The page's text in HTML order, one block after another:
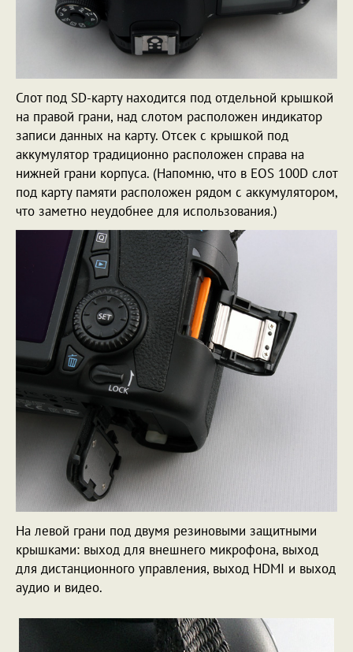
Слот под SD-карту находится под отдельной крышкой
на правой грани, над слотом расположен индикатор
записи данных на карту. Отсек с крышкой под
аккумулятор традиционно расположен справа на
нижней грани корпуса. (Напомню, что в EOS 100D слот
под карту памяти расположен рядом с аккумулятором,
что заметно неудобнее для использования.)
На левой грани под двумя резиновыми защитными
крышками: выход для внешнего микрофона, выход
для дистанционного управления, выход HDMI и выход
аудио и видео.